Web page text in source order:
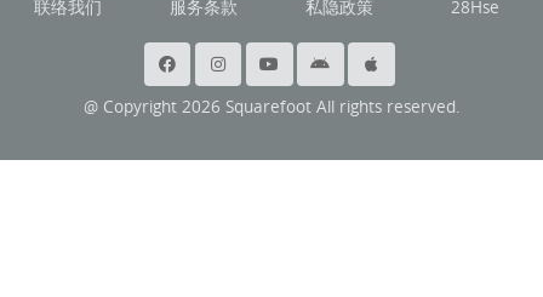
联络我们 服务条款 私隐政策 28Hse
@ Copyright 2026 Squarefoot All rights reserved.